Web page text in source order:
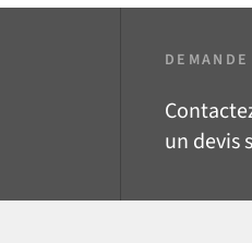
un devis